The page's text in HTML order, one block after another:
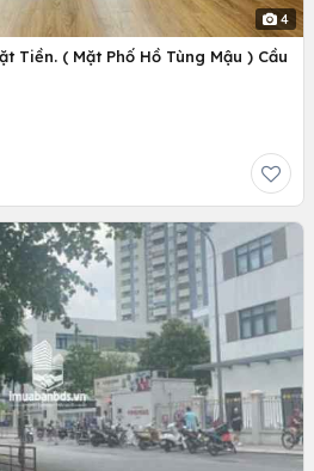
4
Tiền. ( Mặt Phố Hồ Tùng Mậu ) Cầu